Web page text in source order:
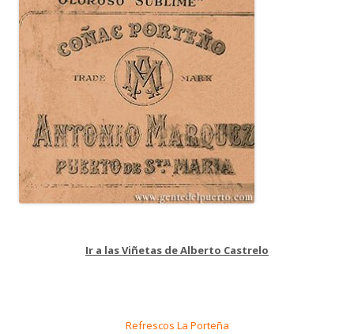
Ir a las Viñetas de Alberto Castrelo
Refrescos La Porteña